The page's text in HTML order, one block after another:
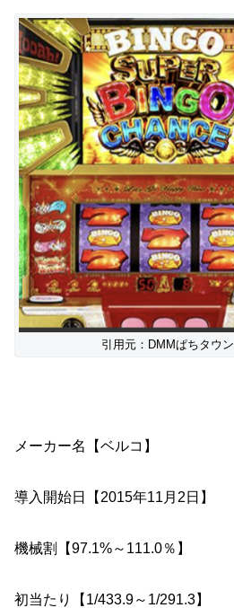
引用元：DMMぱちタウン
メーカー名【ベルコ】
導入開始日【2015年11月2日】
機械割【97.1%～111.0％】
初当たり【1/433.9～1/291.3】